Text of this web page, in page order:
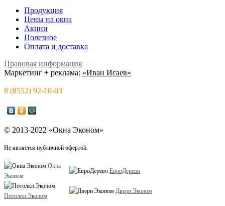
Продукция
Цены на окна
Акции
Полезное
Оплата и доставка
Правовая информация
Маркетинг + реклама: «Иван Исаев»
8 (8552) 92-10-03
© 2013-2022 «Окна Эконом»
Не является публичной офертой.
Окна
Эконом
ЕвроДерево
Потолки Эконом
Двери Эконом